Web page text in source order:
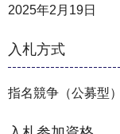
2025年2月19日
入札方式
指名競争（公募型）